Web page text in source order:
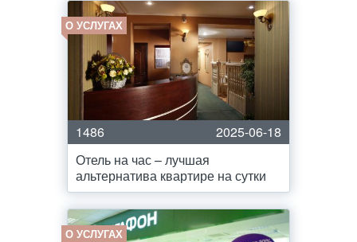
О УСЛУГАХ
1486
2025-06-18
Отель на час – лучшая
альтернатива квартире на сутки
О УСЛУГАХ